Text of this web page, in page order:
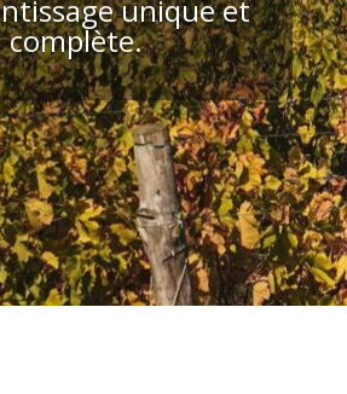
unique et
complète.